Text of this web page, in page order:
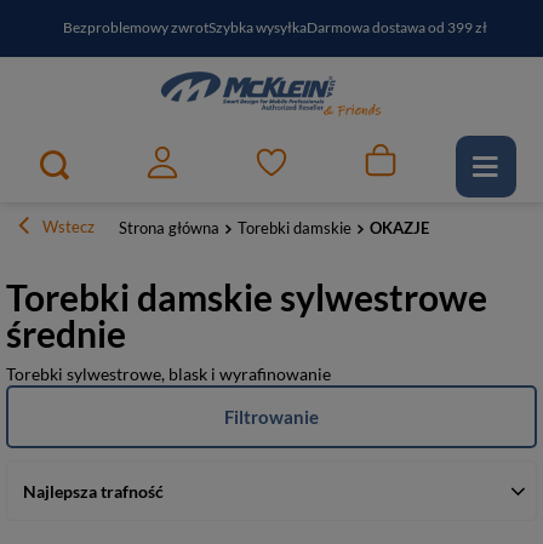
Bezproblemowy zwrotSzybka wysyłkaDarmowa dostawa od 399 zł
PayPo - kup i zapłać za30 dniZapisz się do newslettera i odbierz RABAT
Wstecz Strona główna Torebki damskie OKAZJE
Torebki damskie sylwestrowe
średnie
Torebki sylwestrowe, blask i wyrafinowanie
Najlepsza trafność
Filtrowanie